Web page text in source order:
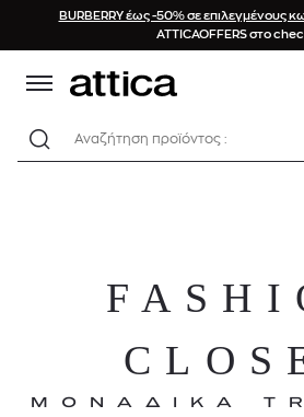
BURBERRY έως -50% σε επιλεγμένους
ATTICAOFFERS στο
Αναζήτηση προϊόντος :
ΜΟΝΑΔΙΚΑ